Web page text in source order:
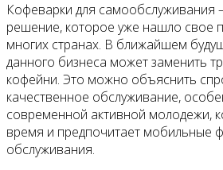
Кофеварки для самообслуживания
решение, которое уже нашло свое
многих странах. В ближайшем
данного бизнеса может заменить
кофейни. Это можно объяснить
качественное обслуживание,
современной активной молодежи,
время и предпочитает мобильные
обслуживания.